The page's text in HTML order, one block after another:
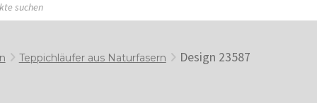
Teppichläufer aus Naturfasern Design 23587